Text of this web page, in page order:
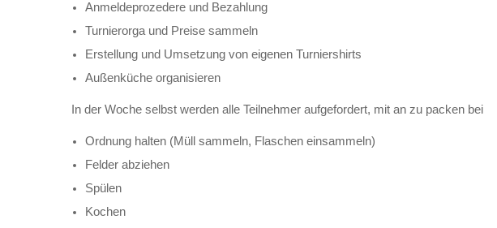
Anmeldeprozedere und Bezahlung
Turnierorga und Preise sammeln
Erstellung und Umsetzung von eigenen Turniershirts
Außenküche organisieren
In der Woche selbst werden alle Teilnehmer aufgefordert, mit an zu packen bei
Ordnung halten (Müll sammeln, Flaschen einsammeln)
Felder abziehen
Spülen
Kochen